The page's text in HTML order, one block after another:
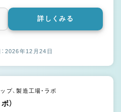
詳しくみる
2026年12月24日
プ、製造工場・ラボ
）